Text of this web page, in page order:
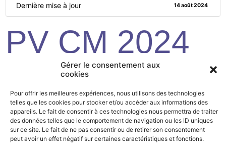
Gérer le consentement aux
cookies
Pour offrir les meilleures expériences, nous utilisons des technologies
telles que les cookies pour stocker et/ou accéder aux informations des
appareils. Le fait de consentir à ces technologies nous permettra de traiter
des données telles que le comportement de navigation ou les ID uniques
sur ce site. Le fait de ne pas consentir ou de retirer son consentement
peut avoir un effet négatif sur certaines caractéristiques et fonctions.
Dernière mise à jour 14 août 2024
PV CM 2024
08 02
Mairie de Valdrôme | 14 rue Haute, 26310 Valdrôme | 04 75
21 40 70
Politique de confidentialité
Mentions légales Plan du site